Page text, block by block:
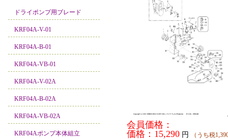
ドライポンプ用ブレード
KRF04A-V-01
KRF04A-B-01
KRF04A-VB-01
KRF04A-V-02A
KRF04A-B-02A
KRF04A-VB-02A
KRF04Aポンプ本体組立
会員価格：
価格：15,290 円 （うち税